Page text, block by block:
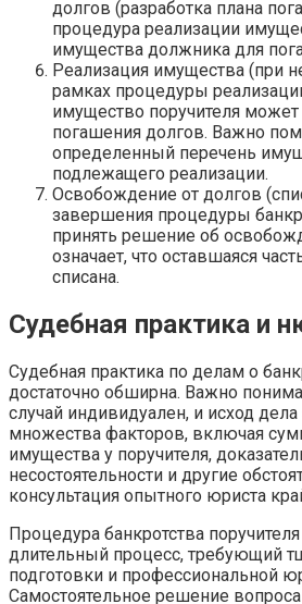
долгов (разработка плана
процедура реализации
имущества должника для
Реализация имущества (при
рамках процедуры
имущество поручителя
погашения долгов. Важно
определенный перечень
подлежащего реализации.
Освобождение от долгов
завершения процедуры
принять решение об
означает, что оставшаяся
списана.
Судебная практика и
Судебная практика по делам о
достаточно обширна. Важно
случай индивидуален, и исход дела
множества факторов, включая
имущества у поручителя,
несостоятельности и другие
консультация опытного юриста
Процедура банкротства
длительный процесс, требующий
подготовки и профессиональной
Самостоятельное решение